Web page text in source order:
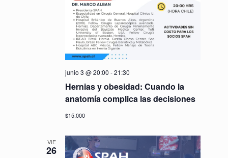
Hernias y obesidad: Cuando la
anatomía complica las decisiones
junio 3 @ 20:00 -21:30
$15.000
VIE
26